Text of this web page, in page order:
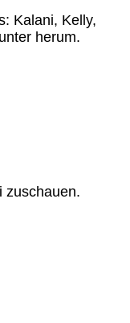
Kalani, Kelly,
herum.
zuschauen.